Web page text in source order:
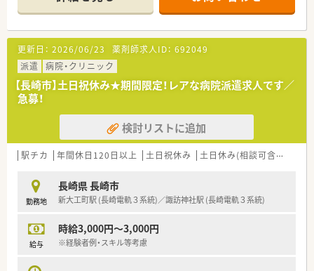
■西浦上駅から徒歩で約2分とアクセスが非常に良く、毎日の通
勤がとても快適な好立地にある薬局です。
■処方箋は1日に約30枚から40枚ほど応需しており、内科や眼科
をはじめ広域の科目をバランスよく受け付けています。
■長崎市内では大変希少な全店舗での車通勤が可能な環境であ
り、会社が月極駐車場を契約するため安心です。
■年齢は50代まで幅広く受け入れており、新しい変化や取り組
みに対して柔軟にチャレンジできる方を歓迎します。
■周囲のスタッフと円滑にコミュニケーションを取りながら、患
者様に寄り添った丁寧な対応ができる方が最適です。
【法人特徴について】
■長崎市内を中心に複数の店舗を展開するチェーン薬局であり、
地域に密着した安定した基盤を持っている法人が母体です。
いた温かみのある薬局運営を方針として掲げています。
■現在はボランタリーチェーンへの加入など、時代に合わせた
更新日： 2026/06/23 薬剤師求人ID： 692049
派遣
病院・クリニック
【長崎市】土日祝休み★期間限定！レアな病院派遣求人です／
急募！
検討リストに追加
駅チカ 年間休日120日以上 土日祝休み 土日休み(相談可含む)
勤務地
長崎県 長崎市
新大工町駅 (長崎電軌３系統)／諏訪神社駅 (長崎電軌３系統)
給与
時給3,000円～3,000円
※経験者例・スキル等考慮